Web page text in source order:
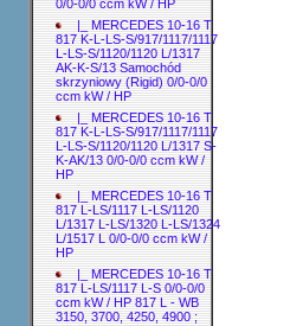
0/0-0/0 ccm kW / HP
|_ MERCEDES 10-16 T
817 K-L-LS-S/917/1117/1117
L-LS-S/1120/1120 L/1317
AK-K-S/13 Samochód
skrzyniowy (Rigid) 0/0-0/0
ccm kW / HP
|_ MERCEDES 10-16 T
817 K-L-LS-S/917/1117/1117
L-LS-S/1120/1120 L/1317 S-
K-AK/13 0/0-0/0 ccm kW /
HP
|_ MERCEDES 10-16 T
817 L-LS/1117 L-LS/1120
L/1317 L-LS/1320 L-LS/1324
L/1517 L 0/0-0/0 ccm kW /
HP
|_ MERCEDES 10-16 T
817 L-LS/1117 L-S 0/0-0/0
ccm kW / HP 817 L - WB
3150, 3700, 4250, 4900 ;